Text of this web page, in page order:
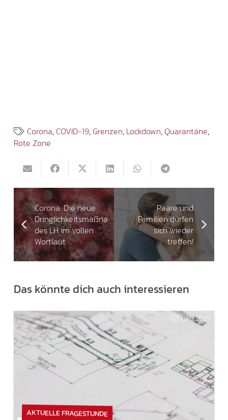
Corona,COVID-19,Grenzen, Lockdown,Quarantäne,
Rote Zone
Corona: Die neue
Dringlichkeitsmaßnahme
des LH im vollen
Wortlaut
Paare und
Familien dürfen
sich wieder
treffen!
Das könnte dich auch interessieren
01.12.2025
AKTUELLE FRAGESTUNDE